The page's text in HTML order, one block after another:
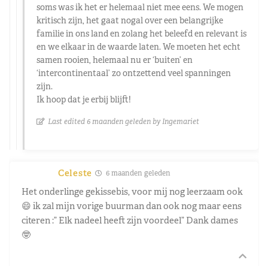
soms was ik het er helemaal niet mee eens. We mogen
kritisch zijn, het gaat nogal over een belangrijke
familie in ons land en zolang het beleefd en relevant is
en we elkaar in de waarde laten. We moeten het echt
samen rooien, helemaal nu er ‘buiten’ en
‘intercontinentaal’ zo ontzettend veel spanningen
zijn.
Ik hoop dat je erbij blijft!
Last edited 6 maanden geleden by Ingemariet
Celeste 6 maanden geleden
Het onderlinge gekissebis, voor mij nog leerzaam ook
😄 ik zal mijn vorige buurman dan ook nog maar eens
citeren :” Elk nadeel heeft zijn voordeel” Dank dames
🤓